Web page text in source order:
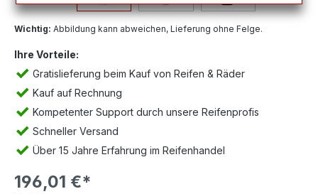
Wichtig: Abbildung kann abweichen, Lieferung ohne Felge.
Ihre Vorteile:
Gratislieferung beim Kauf von Reifen & Räder
Kauf auf Rechnung
Kompetenter Support durch unsere Reifenprofis
Schneller Versand
Über 15 Jahre Erfahrung im Reifenhandel
196,01 €*